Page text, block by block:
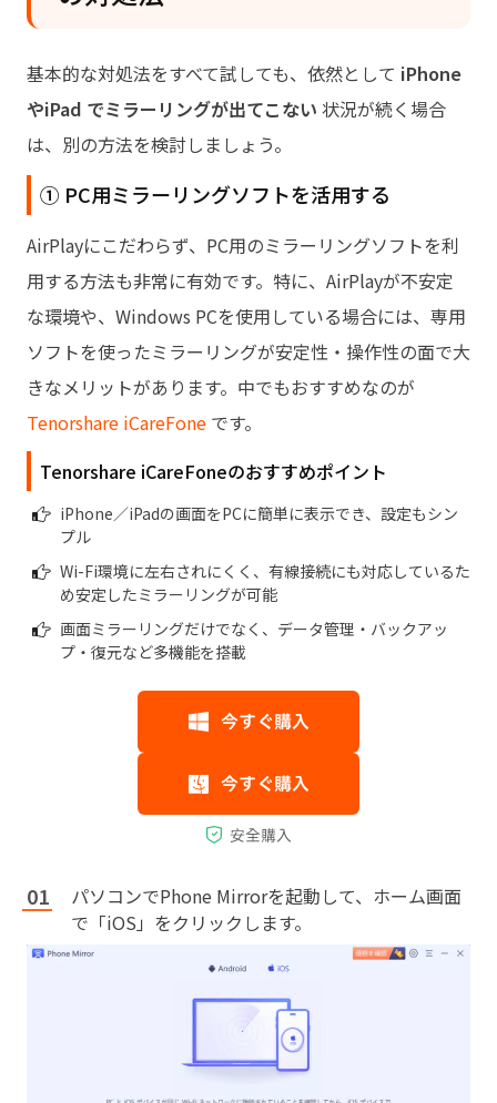
基本的な対処法をすべて試しても、依然として iPhone
やiPad でミラーリングが出てこない 状況が続く場合
は、別の方法を検討しましょう。
① PC用ミラーリングソフトを活用する
AirPlayにこだわらず、PC用のミラーリングソフトを利
用する方法も非常に有効です。特に、AirPlayが不安定
な環境や、Windows PCを使用している場合には、専用
ソフトを使ったミラーリングが安定性・操作性の面で大
きなメリットがあります。中でもおすすめなのが
Tenorshare iCareFone です。
Tenorshare iCareFoneのおすすめポイント
iPhone／iPadの画面をPCに簡単に表示でき、設定もシン
プル
Wi-Fi環境に左右されにくく、有線接続にも対応しているた
め安定したミラーリングが可能
画面ミラーリングだけでなく、データ管理・バックアッ
プ・復元など多機能を搭載
パソコンでPhone Mirrorを起動して、ホーム画面
で「iOS」をクリックします。